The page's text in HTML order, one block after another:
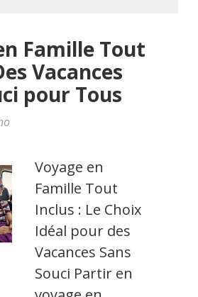
Famille Tout
Vacances
pour Tous
Voyage en
Famille Tout
Inclus : Le Choix
Idéal pour des
Vacances Sans
Souci Partir en